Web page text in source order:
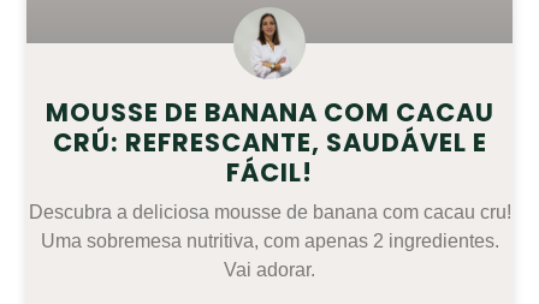
MOUSSE DE BANANA COM CACAU
CRÚ: REFRESCANTE, SAUDÁVEL E
FÁCIL!
Descubra a deliciosa mousse de banana com cacau cru!
Uma sobremesa nutritiva, com apenas 2 ingredientes.
Vai adorar.